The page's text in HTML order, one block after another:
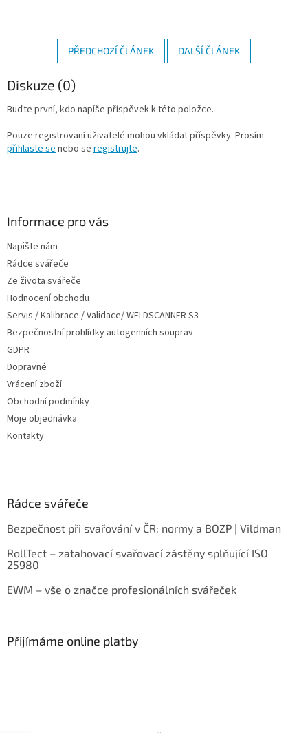
PŘEDCHOZÍ ČLÁNEK DALŠÍ ČLÁNEK
Diskuze (0)
Buďte první, kdo napíše příspěvek k této položce.
Pouze registrovaní uživatelé mohou vkládat příspěvky. Prosím
přihlaste senebo se registrujte.
Informace pro vás
Napište nám
Rádce svářeče
Ze života svářeče
Hodnocení obchodu
Servis / Kalibrace / Validace/ WELDSCANNER S3
Bezpečnostní prohlídky autogenních souprav
GDPR
Dopravné
Vrácení zboží
Obchodní podmínky
Moje objednávka
Kontakty
Rádce svářeče
Bezpečnost při svařování v ČR: normy a BOZP | Vildman
RollTect – zatahovací svařovací zástěny splňující ISO
25980
EWM – vše o značce profesionálních svářeček
Přijímáme online platby